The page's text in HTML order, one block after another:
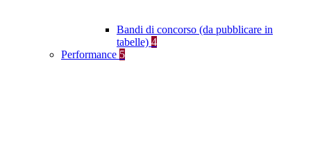
Bandi di concorso (da pubblicare in
tabelle) 4
Performance 5